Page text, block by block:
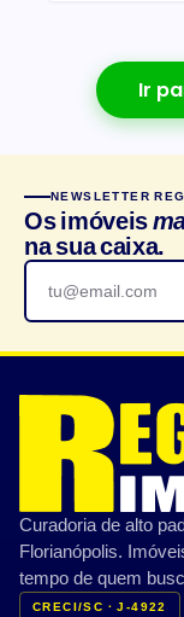
Ir
NEWSLETTER
Os imóveis
na sua caixa.
Curadoria de alto
Florianópolis.
tempo de quem
CRECI/SC · J-4922